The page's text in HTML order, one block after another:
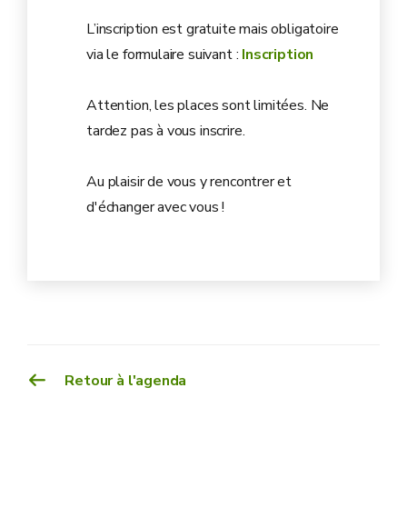
Retour à l'agenda
L’inscription est gratuite mais obligatoire
via le formulaire suivant : Inscription
Attention, les places sont limitées. Ne
tardez pas à vous inscrire.
Au plaisir de vous y rencontrer et
d'échanger avec vous !